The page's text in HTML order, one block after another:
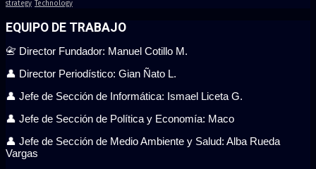
strategy Technology
EQUIPO DE TRABAJO
📇 Director Fundador: Manuel Cotillo M.
👤 Director Periodístico: Gian Ñato L.
👤 Jefe de Sección de Informática: Ismael Liceta G.
👤 Jefe de Sección de Política y Economía: Maco
👤 Jefe de Sección de Medio Ambiente y Salud: Alba Rueda
Vargas